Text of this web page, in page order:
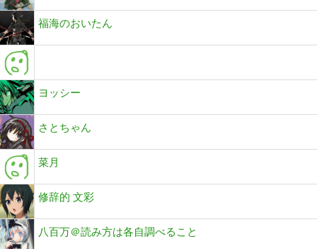
福海のおいたん
ヨッシー
さとちゃん
菜月
修辞的 文彩
八百万＠読み方は各自調べること